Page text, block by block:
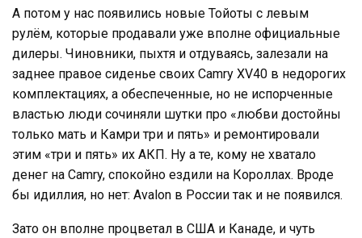
А потом у нас появились новые Тойоты с левым
рулём, которые продавали уже вполне официальные
дилеры. Чиновники, пыхтя и отдуваясь, залезали на
заднее правое сиденье своих Camry XV40 в недорогих
комплектациях, а обеспеченные, но не испорченные
властью люди сочиняли шутки про «любви достойны
только мать и Камри три и пять» и ремонтировали
этим «три и пять» их АКП. Ну а те, кому не хватало
денег на Camry, спокойно ездили на Короллах. Вроде
бы идиллия, но нет: Avalon в России так и не появился.
Зато он вполне процветал в США и Канаде, и чуть